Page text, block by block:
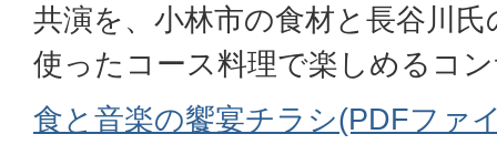
共演を、小林市の食材と長谷川
使ったコース料理で楽しめるコ
食と音楽の饗宴チラシ(PDFファ